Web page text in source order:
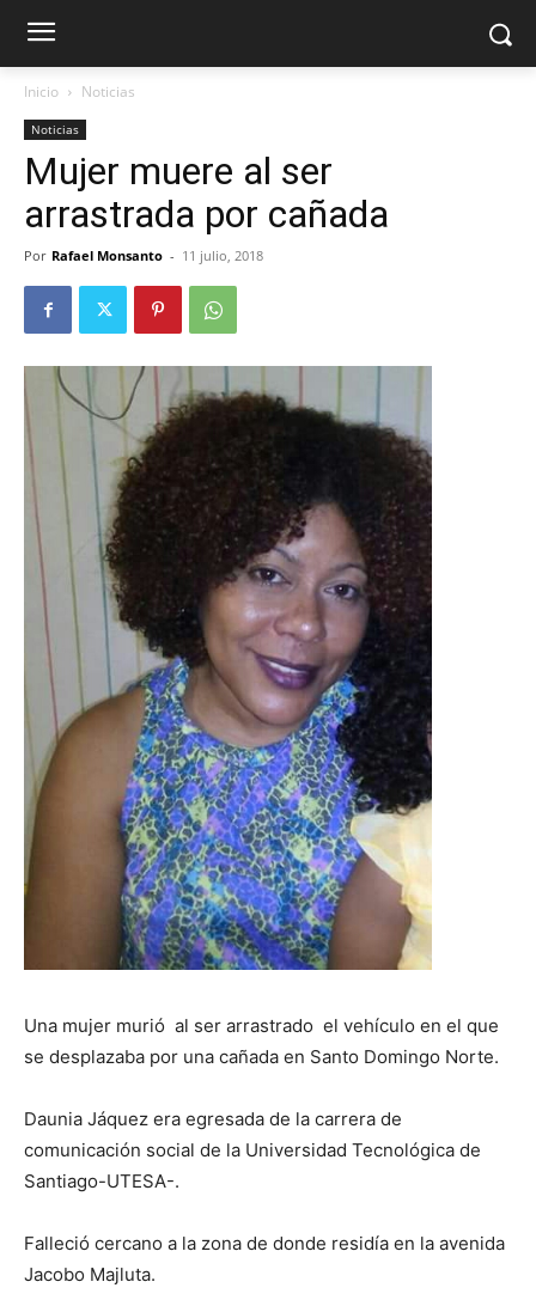
Inicio Noticias
Noticias
Mujer muere al ser
arrastrada por cañada
Por Rafael Monsanto - 11 julio, 2018
Una mujer murió al ser arrastrado el vehículo en el que
se desplazaba por una cañada en Santo Domingo Norte.
Daunia Jáquez era egresada de la carrera de
comunicación social de la Universidad Tecnológica de
Santiago-UTESA-.
Falleció cercano a la zona de donde residía en la avenida
Jacobo Majluta.